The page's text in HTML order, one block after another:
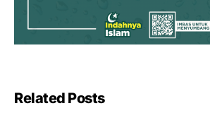
Related Posts